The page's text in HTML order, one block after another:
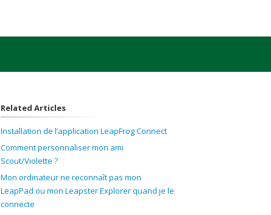
Related Articles
Installation de l’application LeapFrog Connect
Comment personnaliser mon ami
Scout/Violette ?
Mon ordinateur ne reconnaît pas mon
LeapPad ou mon Leapster Explorer quand je le
connecte